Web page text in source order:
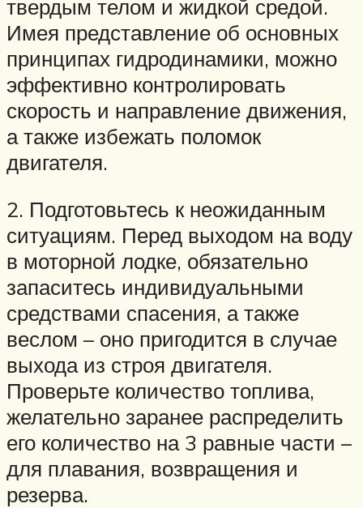
твердым телом и жидкой средой.
Имея представление об основных
принципах гидродинамики, можно
эффективно контролировать
скорость и направление движения,
а также избежать поломок
двигателя.
2. Подготовьтесь к неожиданным
ситуациям. Перед выходом на воду
в моторной лодке, обязательно
запаситесь индивидуальными
средствами спасения, а также
веслом – оно пригодится в случае
выхода из строя двигателя.
Проверьте количество топлива,
желательно заранее распределить
его количество на 3 равные части –
для плавания, возвращения и
резерва.